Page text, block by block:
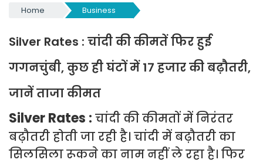
Home Business
Silver Rates : चांदी की कीमतें फिर हुई
गगनचुंबी, कुछ ही घंटों में 17 हजार की बढ़ौतरी,
जानें ताजा कीमत
Silver Rates : चांदी की कीमतों में निरंतर
बढ़ौतरी होती जा रही है। चांदी में बढ़ौतरी का
सिलसिला रूकने का नाम नहीं ले रहा है। फिर